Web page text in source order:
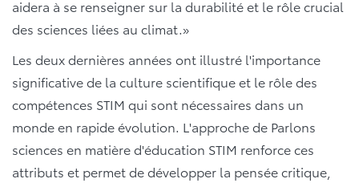
aidera à se renseigner sur la durabilité et le rôle crucial
des sciences liées au climat.»
Les deux dernières années ont illustré l'importance
significative de la culture scientifique et le rôle des
compétences STIM qui sont nécessaires dans un
monde en rapide évolution. L'approche de Parlons
sciences en matière d'éducation STIM renforce ces
attributs et permet de développer la pensée critique,